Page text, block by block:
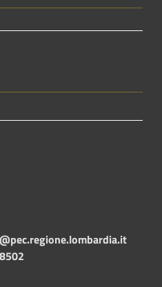
regione.lombardia.it